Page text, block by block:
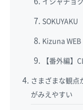
イシャチョク
SOKUYAKU
Kizuna WEB
【番外編】
さまざまな観点
がみえやすい